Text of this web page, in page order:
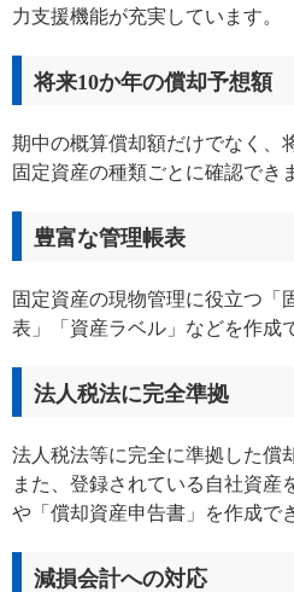
力支援機能が充実しています。
将来10か年の償却予想額
期中の概算償却額だけでなく、
固定資産の種類ごとに確認でき
豊富な管理帳表
固定資産の現物管理に役立つ「
表」「資産ラベル」などを作成
法人税法に完全準拠
法人税法等に完全に準拠した償
また、登録されている自社資産
や「償却資産申告書」を作成で
減損会計への対応